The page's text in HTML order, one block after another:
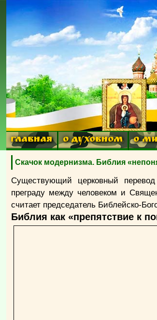
ГЛАВНАЯ О ДУХОВНОМ О
Скачок модернизма. Библия
Существующий церковный
преграду между человеком и
считает председатель Библейско-
Библия как «препятствие к